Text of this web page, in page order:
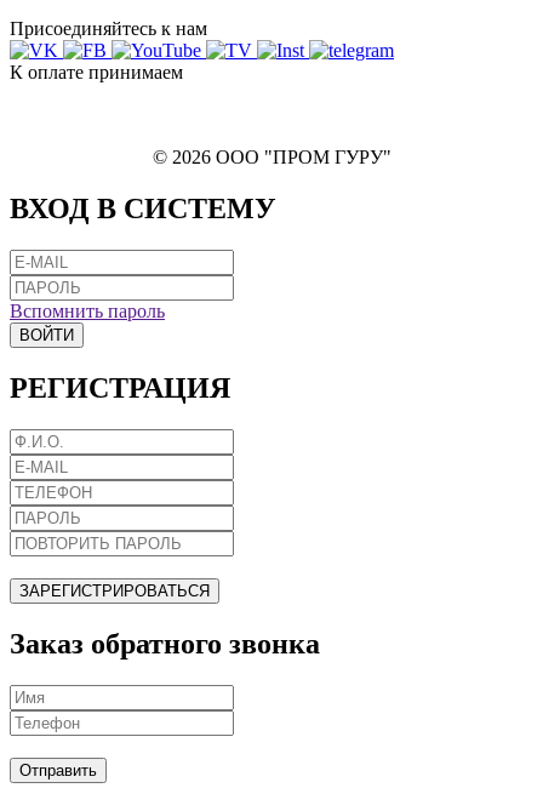
Присоединяйтесь к нам
К оплате принимаем
© 2026 ООО "ПРОМ ГУРУ"
ВХОД В СИСТЕМУ
Вспомнить пароль
ВОЙТИ
РЕГИСТРАЦИЯ
ЗАРЕГИСТРИРОВАТЬСЯ
Заказ обратного звонка
Отправить